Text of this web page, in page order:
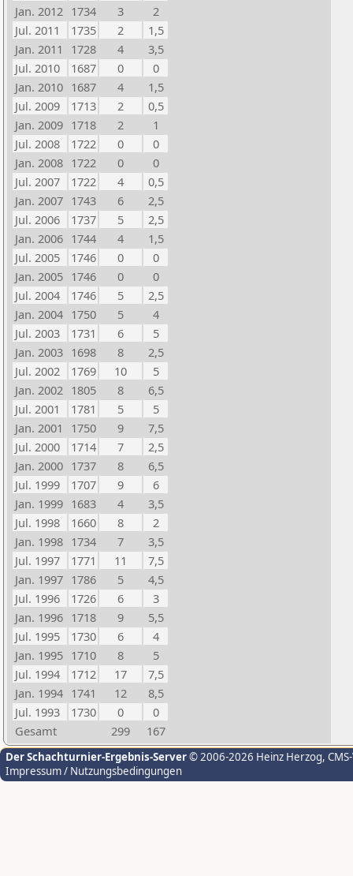
Jan. 2012 1734 3
2
Jul. 2011
1735 2
1,5
Jan. 2011
1728 4
3,5
Jul. 2010
1687 0
0
Jan. 2010 1687 4
1,5
Jul. 2009
1713 2
0,5
Jan. 2009 1718 2
1
Jul. 2008
1722 0
0
Jan. 2008 1722 0
0
Jul. 2007
1722 4
0,5
Jan. 2007 1743 6
2,5
Jul. 2006
1737 5
2,5
Jan. 2006 1744 4
1,5
Jul. 2005
1746 0
0
Jan. 2005 1746 0
0
Jul. 2004
1746 5
2,5
Jan. 2004 1750 5
4
Jul. 2003
1731 6
5
Jan. 2003 1698 8
2,5
Jul. 2002
1769 10
5
Jan. 2002 1805 8
6,5
Jul. 2001
1781 5
5
Jan. 2001
1750 9
7,5
Jul. 2000
1714 7
2,5
Jan. 2000 1737 8
6,5
Jul. 1999
1707 9
6
Jan. 1999 1683 4
3,5
Jul. 1998
1660 8
2
Jan. 1998 1734 7
3,5
Jul. 1997
1771 11
7,5
Jan. 1997 1786 5
4,5
Jul. 1996
1726 6
3
Jan. 1996 1718 9
5,5
Jul. 1995
1730 6
4
Jan. 1995 1710 8
5
Jul. 1994
1712 17
7,5
Jan. 1994 1741 12
8,5
Jul. 1993
1730 0
0
Gesamt
299 167
Der Schachturnier-Ergebnis-Server© 2006-2026 Heinz Herzog,
Impressum / Nutzungsbedingungen